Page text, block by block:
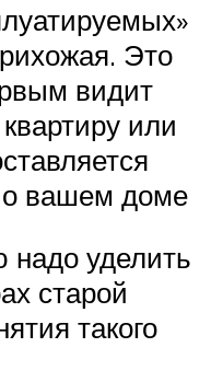
Это
видит
или
о вашем доме
уделить
старой
такого